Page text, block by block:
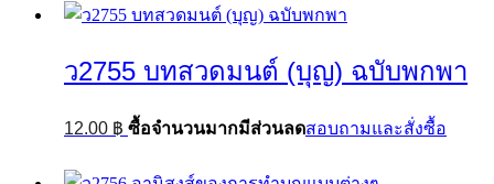
ว2755 บทสวดมนต์ (บุญ) ฉบับพกพา
12.00 ฿ ซื้อจำนวนมากมีส่วนลดสอบถามและสั่งซื้อ